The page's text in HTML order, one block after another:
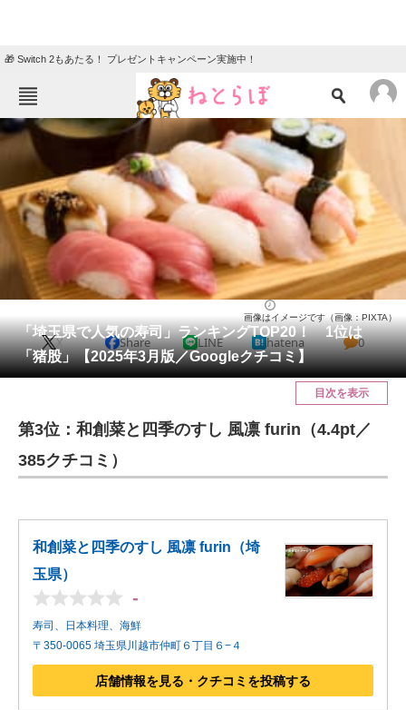
🎁 Switch 2もあたる！ プレゼントキャンペーン実施中！
ねとらぼメニュー
ニュース
エンタメ クイズ
グルメ
住まい 教育・育児
リサーチ
会員記事
メディア
進化するPCとデバイスの未来
ビジネスと働き方のヒント
AI活用のいまが分かる
企業ITのトレンドを詳説
「埼玉県で人気の寿司」ランキングTOP20！ 1位は
「猪股」【2025年3月版／Googleクチコミ】
画像はイメージです（画像：PIXTA）
X Share LINE hatena 0
目次を表示
第3位：和創菜と四季のすし 風凛 furin（4.4pt／
385クチコミ）
和創菜と四季のすし 風凛 furin（埼
玉県）
-
寿司、日本料理、海鮮
〒350-0065 埼玉県川越市仲町６丁目６−４
店舗情報を見る・クチコミを投稿する